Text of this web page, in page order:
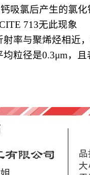
吸氯后产生的氯
713无此现象
射率与聚烯烃相近
均粒径是0.3μm，